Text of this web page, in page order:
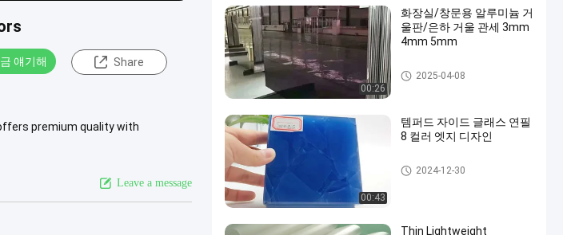
얘기해 Share
premium quality with
Leave a message
00:26
화장실/창문용 알루미늄 거
울판/은하 거울 관세 3mm
4mm 5mm
Clear Float Glass
2025-04-08
00:43
템퍼드 자이드 글래스 연필
8 컬러 엣지 디자인
Clear Float Glass
2024-12-30
Thin Lightweight